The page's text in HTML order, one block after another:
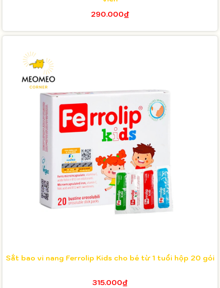
290.000₫
Sắt bao vi nang Ferrolip Kids cho bé từ 1 tuổi hộp 20 gói
315.000₫